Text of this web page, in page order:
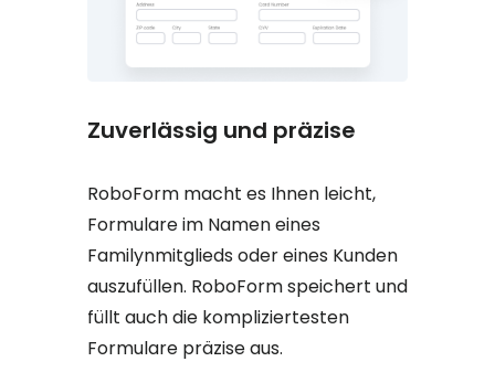
Zuverlässig und präzise
RoboForm macht es Ihnen leicht,
Formulare im Namen eines
Familynmitglieds oder eines Kunden
auszufüllen. RoboForm speichert und
füllt auch die kompliziertesten
Formulare präzise aus.